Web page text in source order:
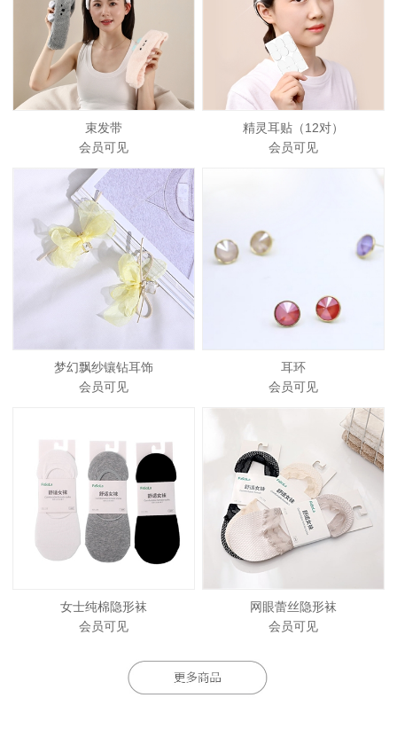
束发带
会员可见
精灵耳贴（12对）
会员可见
梦幻飘纱镶钻耳饰
会员可见
耳环
会员可见
女士纯棉隐形袜
会员可见
网眼蕾丝隐形袜
会员可见